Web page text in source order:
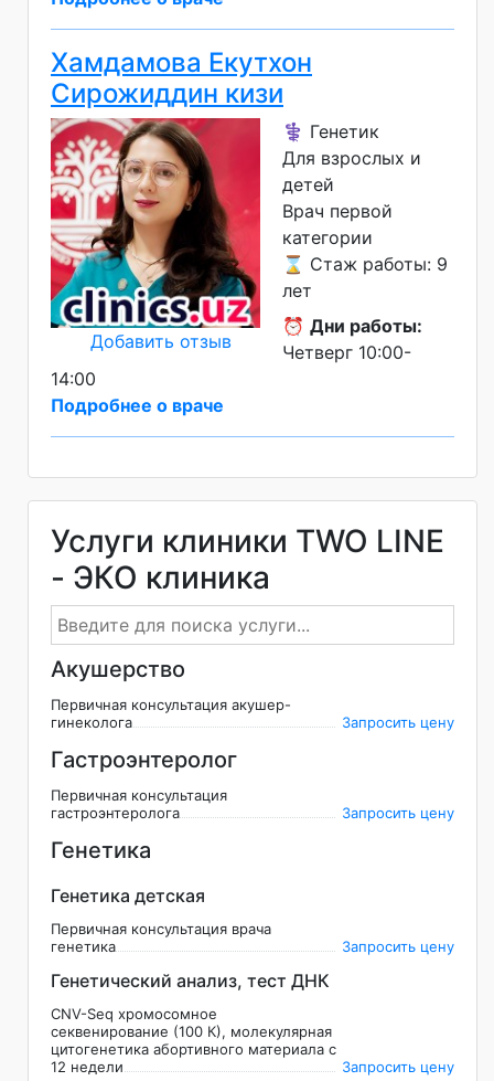
Хамдамова Екутхон
Сирожиддин кизи
Добавить отзыв
⚕️ Генетик
Для взрослых и
детей
Врач первой
категории
⌛ Стаж работы: 9
лет
⏰ Дни работы:
Четверг 10:00-
14:00
Подробнее о враче
Услуги клиники TWO LINE
- ЭКО клиника
Акушерство
Первичная консультация акушер-
гинеколога
Запросить цену
Гастроэнтеролог
Первичная консультация
гастроэнтеролога
Запросить цену
Генетика
Генетика детская
Первичная консультация врача
генетика
Запросить цену
Генетический анализ, тест ДНК
CNV-Seq хромосомное
секвенирование (100 К), молекулярная
цитогенетика абортивного материала с
12 недели
Запросить цену